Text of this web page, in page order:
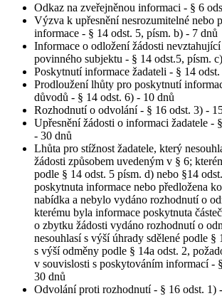
Odkaz na zveřejněnou informaci - § 6
Výzva k upřesnění nesrozumitelné nebo
informace - § 14 odst. 5, písm. b) - 7 dnů
Informace o odložení žádosti
povinného subjektu - § 14 odst.5, písm.
Poskytnutí informace žadateli - § 14
Prodloužení lhůty pro poskytnutí
důvodů - § 14 odst. 6) - 10 dnů
Rozhodnutí o odvolání - § 16 odst. 3) -
Upřesnění žádosti o informaci žadatele -
- 30 dnů
Lhůta pro stížnost žadatele, který
žádosti způsobem uvedeným v § 6;
podle § 14 odst. 5 písm. d) nebo §14
poskytnuta informace nebo předložena
nabídka a nebylo vydáno rozhodnutí o
kterému byla informace poskytnuta
o zbytku žádosti vydáno rozhodnutí o
nesouhlasí s výší úhrady sdělené podle §
s výší odměny podle § 14a odst. 2,
v souvislosti s poskytováním informací -
30 dnů
Odvolání proti rozhodnutí - § 16 odst. 1)